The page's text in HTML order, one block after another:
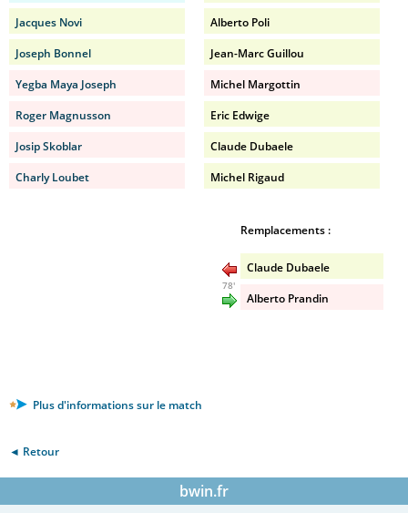
Jacques Novi
Joseph Bonnel
Yegba Maya Joseph
Roger Magnusson
Josip Skoblar
Charly Loubet
Alberto Poli
Jean-Marc Guillou
Michel Margottin
Eric Edwige
Claude Dubaele
Michel Rigaud
Remplacements :
Claude Dubaele
78'
Alberto Prandin
Plus d'informations sur le match
◄ Retour
bwin.fr